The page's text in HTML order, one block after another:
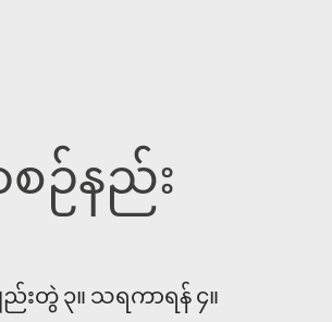
စဉ်နည်း
ည်းတွဲ ၃။ သရကာရန် ၄။